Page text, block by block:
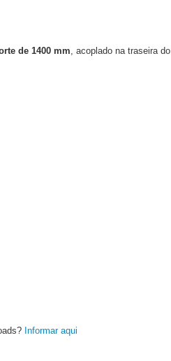
de 1400 mm, acoplado na traseira do
Informar aqui